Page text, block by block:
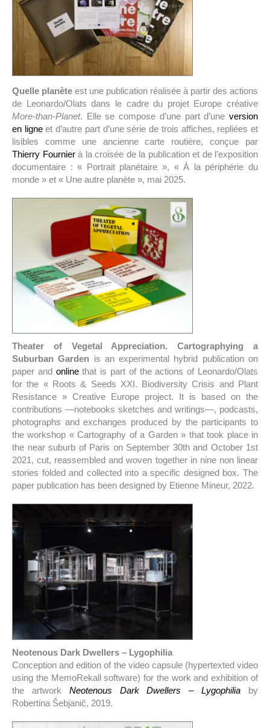
Quelle planète est une publication réalisée à partir des actions
de Leonardo/Olats dans le cadre du projet Europe créative
More-than-Planet. Elle se compose d’une part d’une version
en ligneet d’autre part d’une série de trois affiches, repliées et
lisibles comme une ancienne carte routière, conçue par
Thierry Fournierà la croisée de la publication et de l’exposition
documentaire : « Portrait planétaire », « À la périphérie du
monde » et « Une autre planète », mai 2025.
Theater of Vegetal Appreciation. Cartographying a
Suburban Garden is an experimental hybrid publication on
paper and onlinethat is part of the actions of Leonardo/Olats
for the « Roots & Seeds XXI. Biodiversity Crisis and Plant
Resistance » Creative Europe project. It is based on the
contributions —notebooks sketches and writings—, podcasts,
photographs and exchanges produced by the participants to
the workshop « Cartography of a Garden » that took place in
the near suburb of Paris on September 30th and October 1st
2021, cut, reassembled and woven together in nine non linear
stories folded and collected into a specific designed box. The
paper publication has been designed by Etienne Mineur, 2022.
Neotenous Dark Dwellers – Lygophilia
Conception and edition of the video capsule (hypertexted video
using the MemoRekall software) for the work and exhibition of
the artwork Neotenous Dark Dwellers – Lygophilia by
Robertina Šebjanič, 2019.